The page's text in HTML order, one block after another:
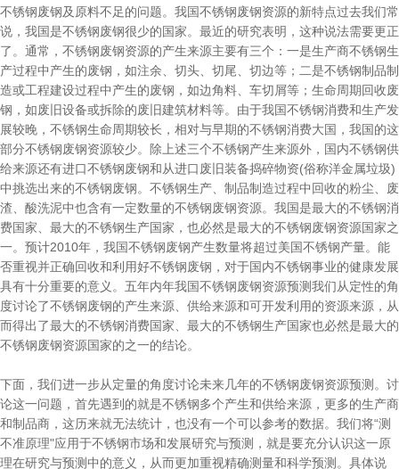
不锈钢废钢及原料不足的问题。我国不锈钢废钢资源的新特点过去我们常
说，我国是不锈钢废钢很少的国家。最近的研究表明，这种说法需要更正
了。通常，不锈钢废钢资源的产生来源主要有三个：一是生产商不锈钢生
产过程中产生的废钢，如注余、切头、切尾、切边等；二是不锈钢制品制
造或工程建设过程中产生的废钢，如边角料、车切屑等；生命周期回收废
钢，如废旧设备或拆除的废旧建筑材料等。由于我国不锈钢消费和生产发
展较晚，不锈钢生命周期较长，相对与早期的不锈钢消费大国，我国的这
部分不锈钢废钢资源较少。除上述三个不锈钢产生来源外，国内不锈钢供
给来源还有进口不锈钢废钢和从进口废旧装备捣碎物资(俗称洋金属垃圾)
中挑选出来的不锈钢废钢。不锈钢生产、制品制造过程中回收的粉尘、废
渣、酸洗泥中也含有一定数量的不锈钢废钢资源。我国是最大的不锈钢消
费国家、最大的不锈钢生产国家，也必然是最大的不锈钢废钢资源国家之
一。预计2010年，我国不锈钢废钢产生数量将超过美国不锈钢产量。能
否重视并正确回收和利用好不锈钢废钢，对于国内不锈钢事业的健康发展
具有十分重要的意义。五年内年我国不锈钢废钢资源预测我们从定性的角
度讨论了不锈钢废钢的产生来源、供给来源和可开发利用的资源来源，从
而得出了最大的不锈钢消费国家、最大的不锈钢生产国家也必然是最大的
不锈钢废钢资源国家的之一的结论。
下面，我们进一步从定量的角度讨论未来几年的不锈钢废钢资源预测。讨
论这一问题，首先遇到的就是不锈钢多个产生和供给来源，更多的生产商
和制品商，这历来就无法统计，也没有一个可以参考的数据。我们将“测
不准原理"应用于不锈钢市场和发展研究与预测，就是要充分认识这一原
理在研究与预测中的意义，从而更加重视精确测量和科学预测。具体说